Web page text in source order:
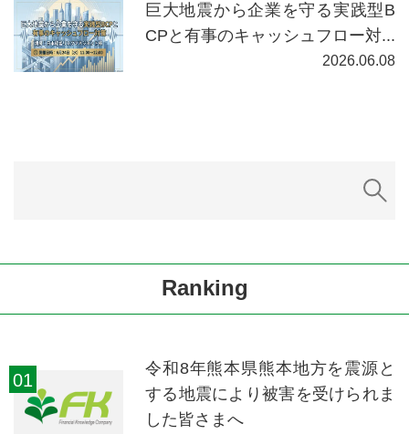
巨大地震から企業を守る実践型B
CPと有事のキャッシュフロー対...
2026.06.08
Ranking
令和8年熊本県熊本地方を震源と
する地震により被害を受けられま
した皆さまへ